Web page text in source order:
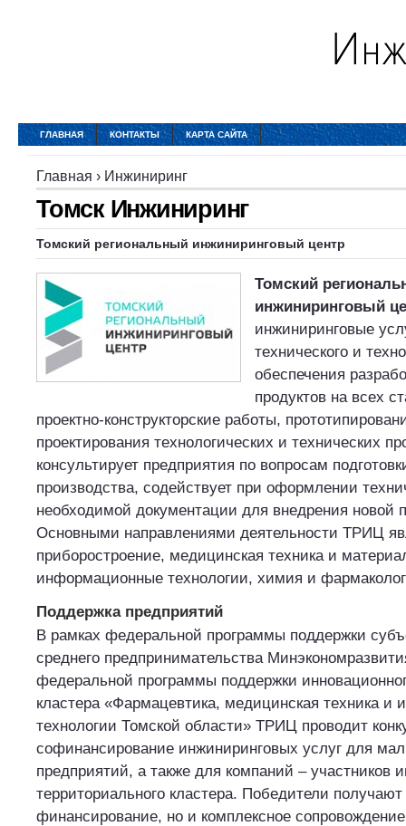
ГЛАВНАЯ КОНТАКТЫ КАРТА САЙТА
Главная › Инжиниринг
Томск Инжиниринг
Томский региональный инжиниринговый центр
Томский
инжиниринговый
инжиниринговые
технического и
обеспечения
продуктов на всех
проектно-конструкторские работы,
проектирования технологических и технических
консультирует предприятия по вопросам
производства, содействует при оформлении
необходимой документации для внедрения новой
Основными направлениями деятельности ТРИЦ
приборостроение, медицинская техника и
информационные технологии, химия и
Поддержка предприятий
В рамках федеральной программы поддержки
среднего предпринимательства
федеральной программы поддержки
кластера «Фармацевтика, медицинская техника и
технологии Томской области» ТРИЦ проводит
софинансирование инжиниринговых услуг для
предприятий, а также для компаний – участников
территориального кластера. Победители получают
финансирование, но и комплексное